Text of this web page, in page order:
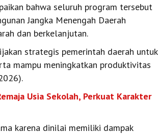
bahwa seluruh program tersebut
Jangka Menengah Daerah
dan berkelanjutan.
strategis pemerintah daerah untuk
mampu meningkatkan produktivitas
Usia Sekolah, Perkuat Karakter
karena dinilai memiliki dampak